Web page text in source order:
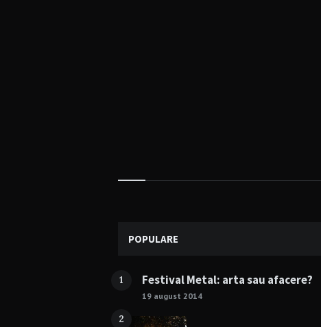
Widgets
POPULARE
1 Festival Metal: arta sau afacere?
19 august 2014
2